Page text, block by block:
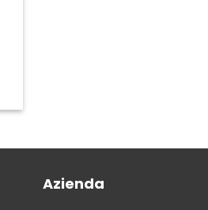
Azienda